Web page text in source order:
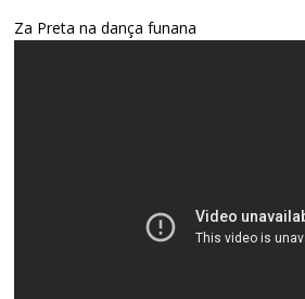
Za Preta na dança funana